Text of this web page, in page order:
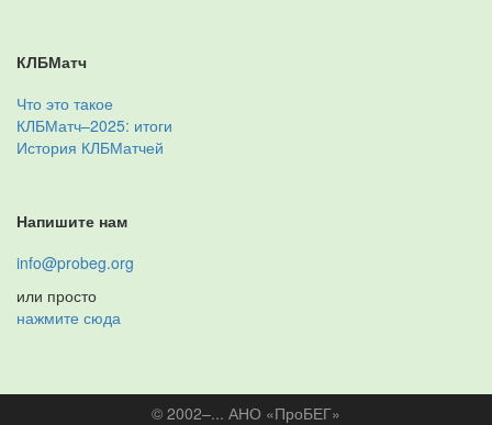
КЛБМатч
Что это такое
КЛБМатч–2025: итоги
История КЛБМатчей
Напишите нам
info@probeg.org
или просто
нажмите сюда
© 2002–... АНО «ПроБЕГ»